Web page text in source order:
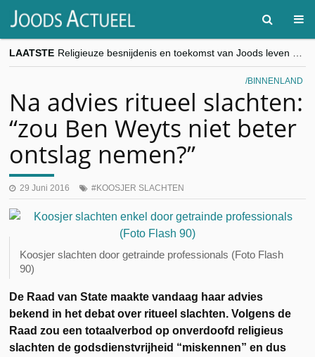
LAATSTE
“Besnijdenisdebat toont hoe moeilijk seculiere Westen minderheden begrijpt”, Jinnih Beels (Vooruit)
CITYTRIP | ROEMENIË – Boekarest: de verrassing van Oost-Europa
goKosher lanceert nieuwe website en samenwerking met Mishpacha voor kosher travel en simchas wereldwijd
BINNENLAND
Na advies ritueel slachten:
“zou Ben Weyts niet beter
ontslag nemen?”
29 Juni 2016 KOOSJER SLACHTEN
Koosjer slachten door getrainde professionals (Foto Flash
90)
De Raad van State maakte vandaag haar advies
bekend in het debat over ritueel slachten. Volgens de
Raad zou een totaalverbod op onverdoofd religieus
slachten de godsdienstvrijheid “miskennen” en dus